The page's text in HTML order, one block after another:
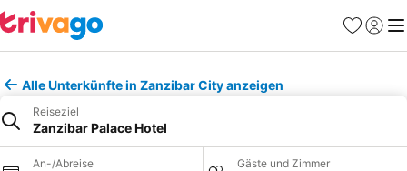
Favoriten
Alle Unterkünfte in Zanzibar City anzeigen
Reiseziel
Zanzibar Palace Hotel
An-/Abreise Gäste und Zimmer